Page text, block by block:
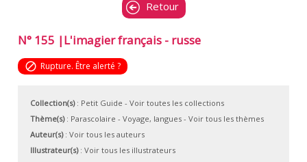
Retour
N° 155 |L'imagier français - russe
block Rupture. Être alerté ?
Collection(s): Petit Guide - Voir toutes les collections
Thème(s): Parascolaire - Voyage, langues- Voir tous les thèmes
Auteur(s): Voir tous les auteurs
Illustrateur(s): Voir tous les illustrateurs